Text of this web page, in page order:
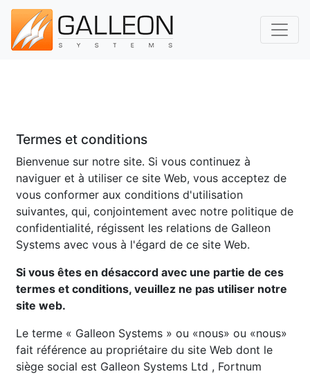
+33 8 26 80 56 51
Termes et conditions
Bienvenue sur notre site. Si vous continuez à
naviguer et à utiliser ce site Web, vous acceptez de
vous conformer aux conditions d'utilisation
suivantes, qui, conjointement avec notre politique de
confidentialité, régissent les relations de Galleon
Systems avec vous à l'égard de ce site Web.
Si vous êtes en désaccord avec une partie de ces
termes et conditions, veuillez ne pas utiliser notre
site web.
Le terme « Galleon Systems » ou «nous» ou «nous»
fait référence au propriétaire du site Web dont le
siège social est Galleon Systems Ltd , Fortnum